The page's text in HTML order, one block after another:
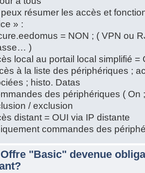
résumer les accès et
» :
= NON ; ( VPN ou
)
local au portail local simplifié =
à la liste des périphériques ;
; histo. Datas
des périphériques ( On
/ exclusion
distant = OUI via IP distante
commandes des
"Basic" devenue